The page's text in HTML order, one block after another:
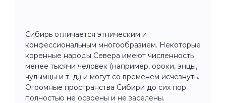
Сибирь отличается этническим и
конфессиональным многообразием. Некоторые
коренные народы Севера имеют численность
менее тысячи человек (например, ороки, энцы,
чулымцы и т. д.) и могут со временем исчезнуть.
Огромные пространства Сибири до сих пор
полностью не освоены и не заселены.